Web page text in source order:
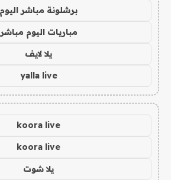
برشلونة مباشر اليوم
مباريات اليوم مباشر
يلا لايف
yalla live
koora live
koora live
يلا شوت